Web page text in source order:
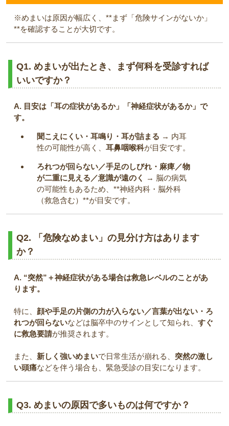
※めまいは原因が幅広く、**まず「危険サインがないか」
**を確認することが大切です。
Q1. めまいが出たとき、まず何科を受診すれば
いいですか？
A. 目安は「耳の症状があるか」「神経症状があるか」で
す。
聞こえにくい・耳鳴り・耳が詰まる → 内耳
性の可能性が高く、 耳鼻咽喉科が目安です。
ろれつが回らない／手足のしびれ・麻痺／物
が二重に見える／意識が遠のく
→ 脳の病気
の可能性もあるため、**神経内科・脳外科
（救急含む）**が目安です。
Q2. 「危険なめまい」の見分け方はあります
か？
A. “突然”＋神経症状がある場合は救急レベルのことがあ
ります。
特に、 顔や手足の片側の力が入らない／言葉が出ない・ろ
れつが回らないなどは脳卒中のサインとして知られ、 すぐ
に救急要請が推奨されます。
また、 新しく強いめまいで日常生活が崩れる、 突然の激し
い頭痛などを伴う場合も、緊急受診の目安になります。
Q3. めまいの原因で多いものは何ですか？